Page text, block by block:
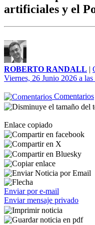
artificiales y el
ROBERTO RANDALL |
Viernes, 26 Junio 2026 a
Comentarios
Enlace copiado
Enviar por e-mail
Enviar mensaje privado